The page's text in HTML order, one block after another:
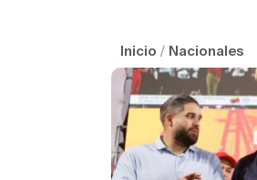
Inicio / Nacionales